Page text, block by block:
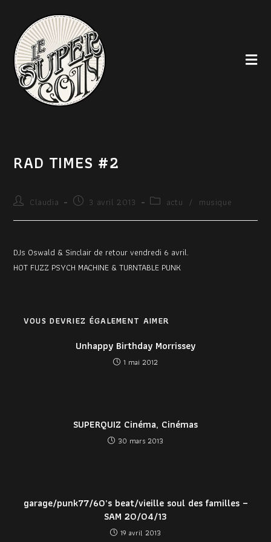
RAD TIMES #2
Claudia 3 avril 2013 actu / musique
DJs Oswald & Sinclair de retour vendredi 6 avril.
HOT FUZZ PSYCH MACHINE & TURNTABLE PUNK
VOUS DEVRIEZ ÉGALEMENT AIMER
Unhappy Birthday Morrissey
1 mai 2012
SUPERQUIZ Cinéma, Cinémas
30 mars 2013
garage/punk77/60’s beat/vieille soul des familles –
SAM 20/04/13
19 avril 2013